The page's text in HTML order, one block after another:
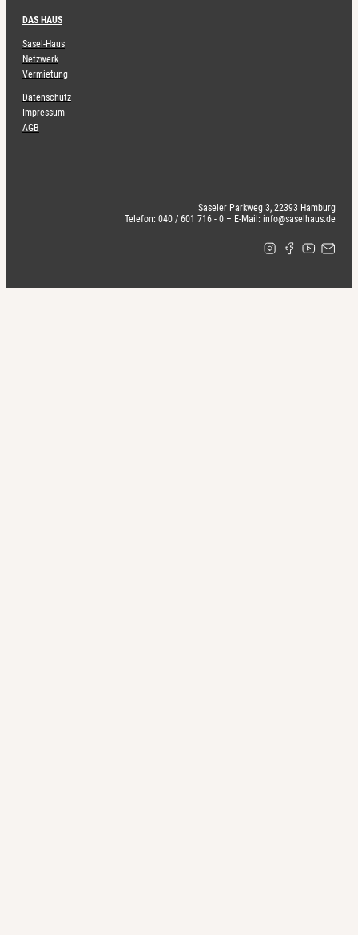
DAS HAUS
Sasel-Haus
Netzwerk
Vermietung
Datenschutz
Impressum
AGB
Saseler Parkweg 3, 22393 Hamburg
Telefon: 040 / 601 716 - 0 – E-Mail: info@saselhaus.de